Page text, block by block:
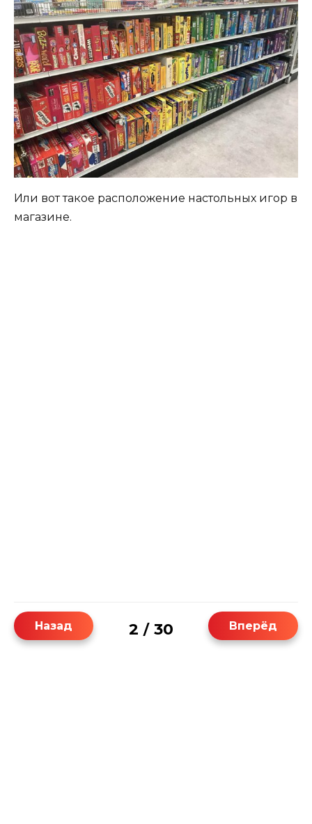
Или вот такое расположение настольных игор в
магазине.
Назад Вперёд
2 / 30